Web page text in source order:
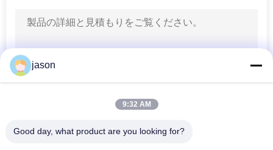
イートン ビッカー
ズの油圧ポンプ
jason
9:32 AM
Good day, what product are you looking for?